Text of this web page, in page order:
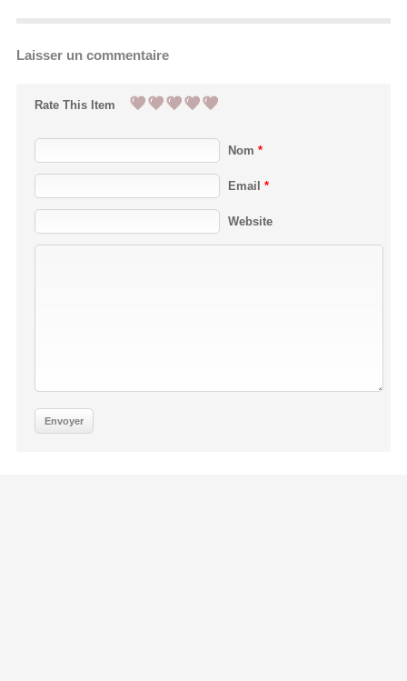
Laisser un commentaire
Rate This Item
Nom *
Email *
Website